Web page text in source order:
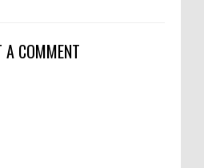
A COMMENT